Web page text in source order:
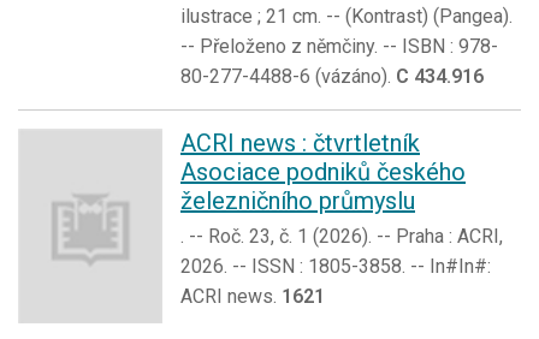
ilustrace ; 21 cm. -- (Kontrast) (Pangea).
-- Přeloženo z němčiny. -- ISBN : 978-
80-277-4488-6 (vázáno). C 434.916
ACRI news : čtvrtletník
Asociace podniků českého
železničního průmyslu
. -- Roč. 23, č. 1 (2026). -- Praha : ACRI,
2026. -- ISSN : 1805-3858. -- In#In#:
ACRI news. 1621